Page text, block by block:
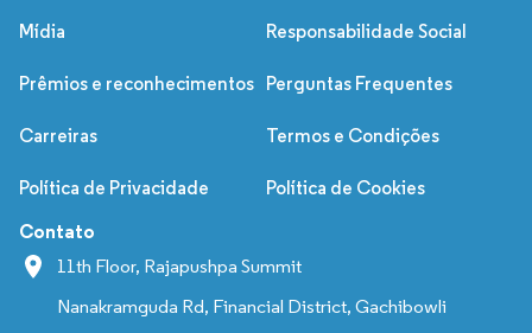
Mídia Responsabilidade Social
Prêmios e reconhecimentos Perguntas Frequentes
Carreiras Termos e Condições
Política de Privacidade Política de Cookies
Contato
11th Floor, Rajapushpa Summit
Nanakramguda Rd, Financial District, Gachibowli